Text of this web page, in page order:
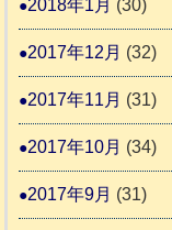
2018年1月 (30)
2017年12月 (32)
2017年11月 (31)
2017年10月 (34)
2017年9月 (31)